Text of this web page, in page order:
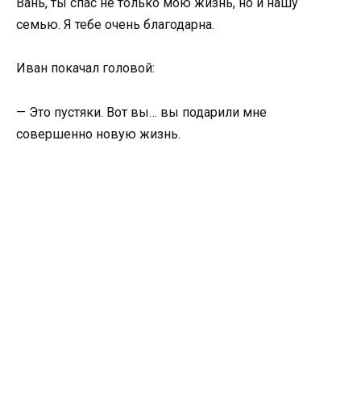
семью. Я тебе очень благодарна.
Иван покачал головой:
— Это пустяки. Вот вы… вы подарили мне
совершенно новую жизнь.